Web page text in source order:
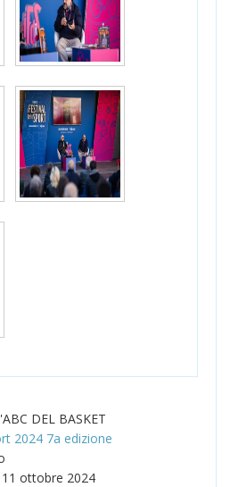
DEL BASKET
2024 7a edizione
ottobre 2024